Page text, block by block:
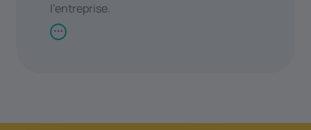
l'entreprise.